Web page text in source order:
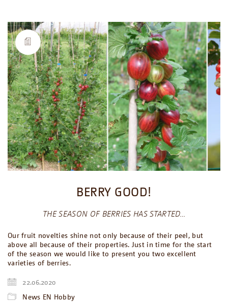
BERRY GOOD!
THE SEASON OF BERRIES HAS STARTED…
Our fruit novelties shine not only because of their peel, but
above all because of their properties. Just in time for the start
of the season we would like to present you two excellent
varieties of berries.
22.06.2020
News EN Hobby